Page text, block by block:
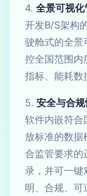
4. 全景可视
开发B/S架构
驶舱式的全景
控全国范围内
指标、能耗数
5. 安全与合
软件内嵌符合
放标准的数
合监管要求的
录，并可一键
明、合规、可